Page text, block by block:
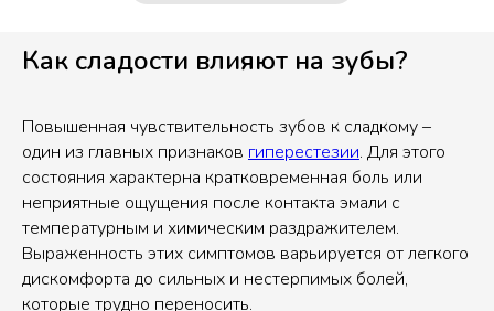
Как сладости влияют на зубы?
Повышенная чувствительность зубов к сладкому –
один из главных признаков гиперестезии. Для этого
состояния характерна кратковременная боль или
неприятные ощущения после контакта эмали с
температурным и химическим раздражителем.
Выраженность этих симптомов варьируется от легкого
дискомфорта до сильных и нестерпимых болей,
которые трудно переносить.